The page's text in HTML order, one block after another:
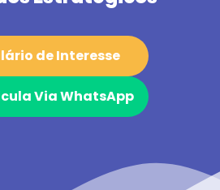
de Interesse
Via WhatsApp